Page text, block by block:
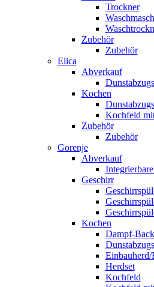
Trockner
Zubehör
Zubehör
Elica
Abverkauf
Kochen
Kochfeld
Zubehör
Zubehör
Gorenje
Abverkauf
Geschirr
Kochen
Dampf-
Herdset
Kochfeld